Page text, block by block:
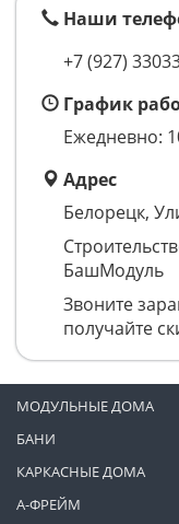
Наши
+7 (927)
График
Ежедневно:
Адрес
Белорецк,
БашМодуль
Звоните
получайте
МОДУЛЬНЫЕ ДОМА
БАНИ
КАРКАСНЫЕ ДОМА
А-ФРЕЙМ